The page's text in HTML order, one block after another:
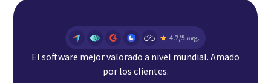
El software mejor valorado a nivel mundial. Amado
por los clientes.